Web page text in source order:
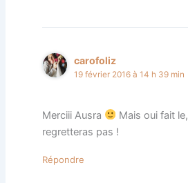
carofoliz
19 février 2016 à 14 h 39 min
Merciii Ausra
Mais oui fait
regretteras pas !
Répondre